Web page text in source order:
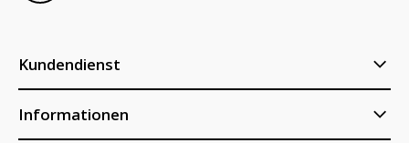
Kundendienst
Informationen